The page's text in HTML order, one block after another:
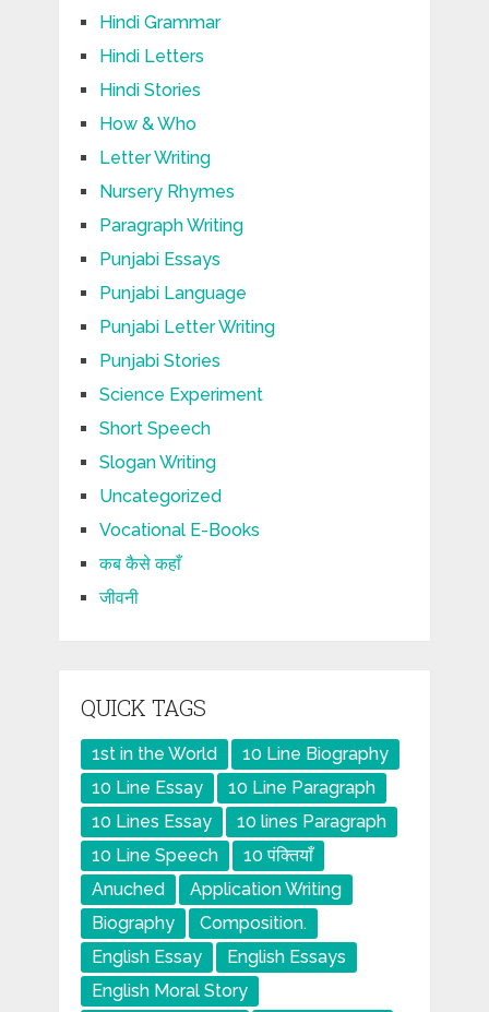
Hindi Grammar
Hindi Letters
Hindi Stories
How & Who
Letter Writing
Nursery Rhymes
Paragraph Writing
Punjabi Essays
Punjabi Language
Punjabi Letter Writing
Punjabi Stories
Science Experiment
Short Speech
Slogan Writing
Uncategorized
Vocational E-Books
कब कैसे कहाँ
जीवनी
QUICK TAGS
1st in the World
10 Line Biography
10 Line Essay
10 Line Paragraph
10 Lines Essay
10 lines Paragraph
10 Line Speech
10 पंक्तियाँ
Anuched
Application Writing
Biography
Composition.
English Essay
English Essays
English Moral Story